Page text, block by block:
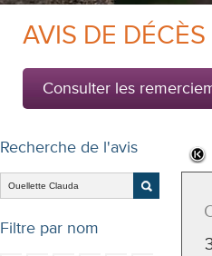
AVIS DE DÉCÈS
Consulter les
Recherche de l'avis
Filtre par nom